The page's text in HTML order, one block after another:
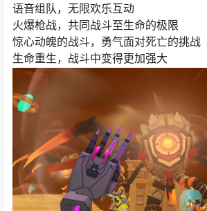
语音组队，无限欢乐互动
火爆枪战，共同战斗至生命的极限
惊心动魄的战斗，勇气面对死亡的挑战
生命重生，战斗中变得更加强大